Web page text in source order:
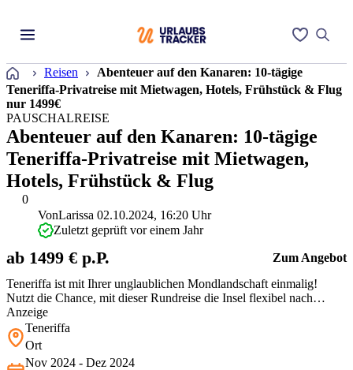
Startseite
Reisen
Abenteuer auf den Kanaren: 10-tägige
Teneriffa-Privatreise mit Mietwagen, Hotels, Frühstück & Flug
nur 1499€
0
PAUSCHALREISE
Abenteuer auf den Kanaren: 10-tägige
Teneriffa-Privatreise mit Mietwagen,
Hotels, Frühstück & Flug
Teneriffa ist mit Ihrer unglaublichen Mondlandschaft einmalig!
Nutzt die Chance, mit dieser Rundreise die Insel flexibel nach
Herzenslust mit dem Mietwagen zu erkunden. Dank den
Inklusivleistungen müsst Ihr Euch um keine Unterkünfte oder Flüge
mehr kümmern. Ein wirklich einmaliges Angebot.
VonLarissa 02.10.2024, 16:20 Uhr
Zuletzt geprüft vor einem Jahr
ab 1499 € p.P. Zum Angebot
Anzeige
Teneriffa
Ort
Nov 2024 - Dez 2024